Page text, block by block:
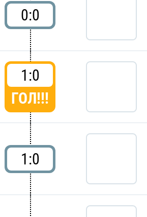
0:0
1:0
ГОЛ!!!
1:0